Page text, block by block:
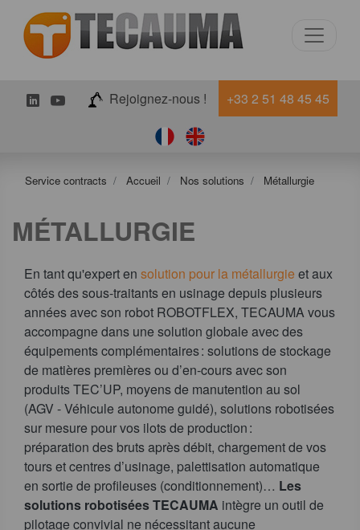
LinkedInYoutubeRejoignez-nous ! +33 2 51 48 45 45
Service contracts Accueil Nos solutions Métallurgie
MÉTALLURGIE
En tant qu'expert en solution pour la métallurgie et aux
côtés des sous-traitants en usinage depuis plusieurs
années avec son robot ROBOTFLEX, TECAUMA vous
accompagne dans une solution globale avec des
équipements complémentaires : solutions de stockage
de matières premières ou d’en-cours avec son
produits TEC’UP, moyens de manutention au sol
(AGV - Véhicule autonome guidé), solutions robotisées
sur mesure pour vos ilots de production :
préparation des bruts après débit, chargement de vos
tours et centres d’usinage, palettisation automatique
en sortie de profileuses (conditionnement)… Les
solutions robotisées TECAUMA intègre un outil de
pilotage convivial ne nécessitant aucune